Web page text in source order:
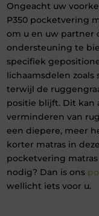
Ongeacht uw
P350 pocketvering
om u en uw partner
ondersteuning te
specifiek
lichaamsdelen
terwijl de
positie blijft. Dit kan
verminderen van
een diepere, meer
korter matras in
pocketvering matras
nodig? Dan is ons
wellicht iets voor u.